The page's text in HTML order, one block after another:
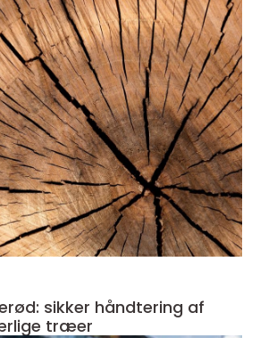
sikker håndtering af
træer